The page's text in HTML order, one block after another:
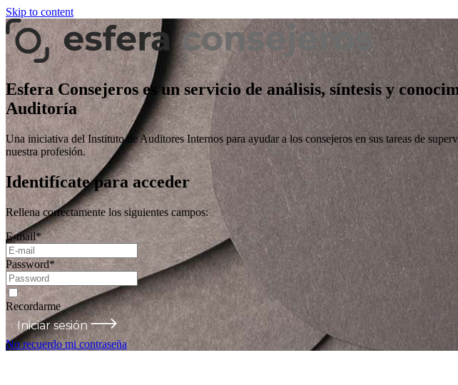
Skip to content
Esfera Consejeros es un servicio de análisis, síntesis y
Auditoría
Una iniciativa del Instituto de Auditores Internos para ayudar a los consejeros en sus tareas de
nuestra profesión.
Identifícate para acceder
Rellena correctamente los siguientes campos:
E-mail*
Password*
Recordarme
Iniciar sesión
No recuerdo mi contraseña